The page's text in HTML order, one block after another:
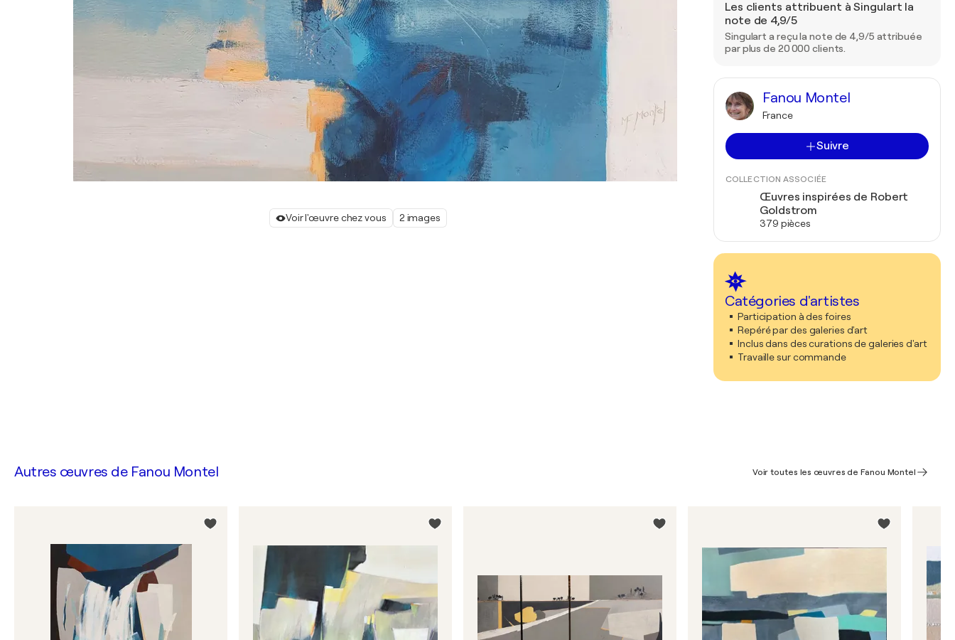
Voir l'œuvre chez vous 2 images
Les clients attribuent à Singulart la
note de 4,9/5
Singulart a reçu la note de 4,9/5 attribuée
par plus de 20 000 clients.
Fanou Montel
France
Suivre
COLLECTION ASSOCIÉE
Œuvres inspirées de Robert
Goldstrom
379 pièces
Catégories d'artistes
Participation à des foires
Repéré par des galeries d'art
Inclus dans des curations de galeries d'art
Travaille sur commande
Autres œuvres de Fanou Montel Voir toutes les œuvres de Fanou Montel